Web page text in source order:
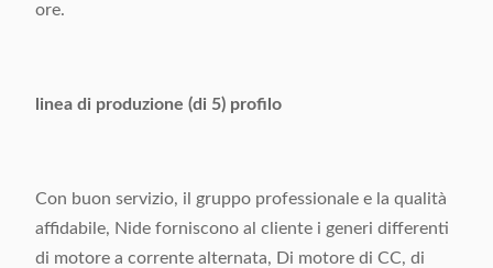
ore.
linea di produzione (di 5) profilo
Con buon servizio, il gruppo professionale e la qualità
affidabile, Nide forniscono al cliente i generi differenti
di motore a corrente alternata, Di motore di CC, di